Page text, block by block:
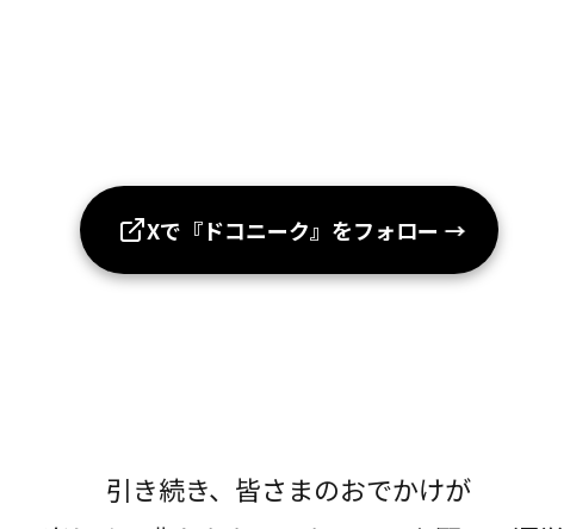
Xで『ドコニーク』をフォロー →
引き続き、皆さまのおでかけが